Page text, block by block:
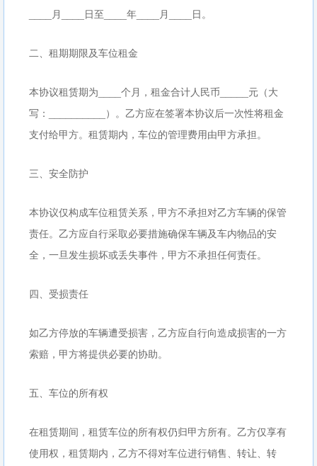
____月____日至____年____月____日。
二、租期期限及车位租金
本协议租赁期为____个月，租金合计人民币_____元（大
写：__________）。乙方应在签署本协议后一次性将租金
支付给甲方。租赁期内，车位的管理费用由甲方承担。
三、安全防护
本协议仅构成车位租赁关系，甲方不承担对乙方车辆的保管
责任。乙方应自行采取必要措施确保车辆及车内物品的安
全，一旦发生损坏或丢失事件，甲方不承担任何责任。
四、受损责任
如乙方停放的车辆遭受损害，乙方应自行向造成损害的一方
索赔，甲方将提供必要的协助。
五、车位的所有权
在租赁期间，租赁车位的所有权仍归甲方所有。乙方仅享有
使用权，租赁期内，乙方不得对车位进行销售、转让、转